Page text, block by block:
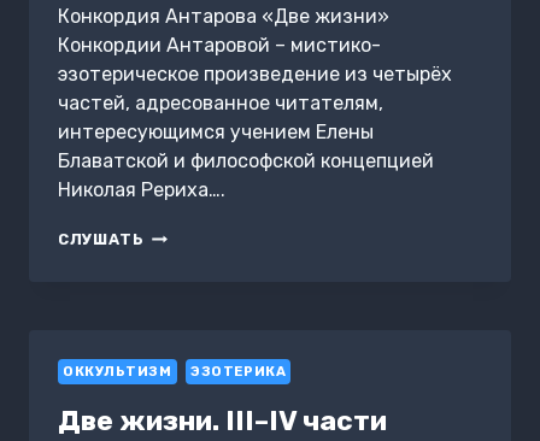
Конкордия Антарова «Две жизни»
Конкордии Антаровой – мистико-
эзотерическое произведение из четырёх
частей, адресованное читателям,
интересующимся учением Елены
Блаватской и философской концепцией
Николая Рериха….
СЛУШАТЬ ДВЕ
ОККУЛЬТИЗМ ЭЗОТЕРИКА
Две жизни. III–IV части